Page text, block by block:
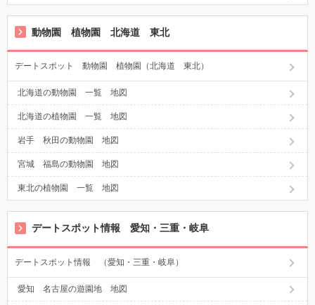
動物園 植物園 北海道 東北
デートスポット 動物園 植物園（北海道 東北）
北海道の動物園 一覧 地図
北海道の植物園 一覧 地図
岩手 秋田の動物園 地図
宮城 福島の動物園 地図
東北の植物園 一覧 地図
デートスポット情報 愛知・三重・岐阜
デートスポット情報 （愛知・三重・岐阜）
愛知 名古屋の遊園地 地図